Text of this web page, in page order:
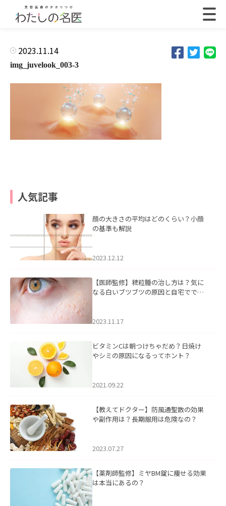
2023.11.14
img_juvelook_003-3
人気記事
顔の大きさの平均はどのくらい？小顔
の基準も解説
2023.12.12
【医師監修】稗粒腫の治し方は？気に
なる白いブツブツの原因と自宅ででき
2023.11.17
ビタミンCは朝つけちゃだめ？日焼け
やシミの原因になるってホント？
2021.09.22
【教えてドクター】防風通聖散の効果
や副作用は？長期服用は危険なの？
2023.07.27
【薬剤師監修】ミヤBM錠に痩せる効果
は本当にあるの？